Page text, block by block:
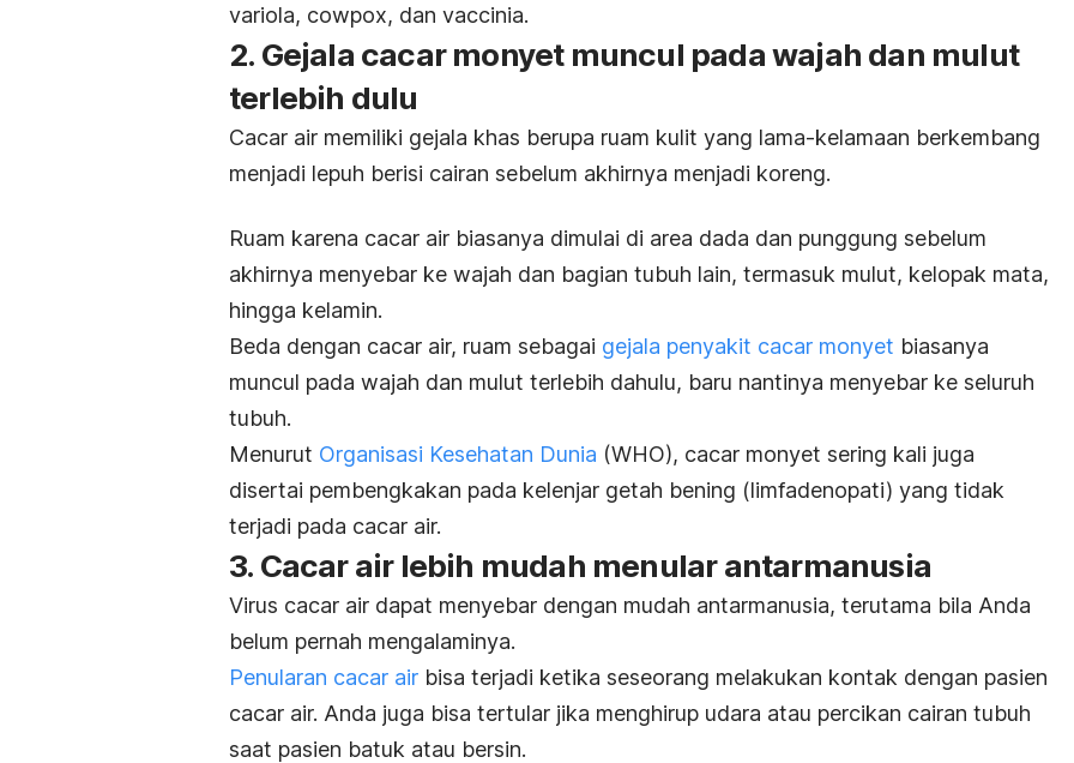
variola, cowpox, dan vaccinia.
2. Gejala cacar monyet muncul pada wajah dan mulut
terlebih dulu
Cacar air memiliki gejala khas berupa ruam kulit yang lama-kelamaan berkembang
menjadi lepuh berisi cairan sebelum akhirnya menjadi koreng.
Ruam karena cacar air biasanya dimulai di area dada dan punggung sebelum
akhirnya menyebar ke wajah dan bagian tubuh lain, termasuk mulut, kelopak mata,
hingga kelamin.
Beda dengan cacar air, ruam sebagai gejala penyakit cacar monyet biasanya
muncul pada wajah dan mulut terlebih dahulu, baru nantinya menyebar ke seluruh
tubuh.
Menurut Organisasi Kesehatan Dunia (WHO), cacar monyet sering kali juga
disertai pembengkakan pada kelenjar getah bening (limfadenopati) yang tidak
terjadi pada cacar air.
3. Cacar air lebih mudah menular antarmanusia
Virus cacar air dapat menyebar dengan mudah antarmanusia, terutama bila Anda
belum pernah mengalaminya.
Penularan cacar air bisa terjadi ketika seseorang melakukan kontak dengan pasien
cacar air. Anda juga bisa tertular jika menghirup udara atau percikan cairan tubuh
saat pasien batuk atau bersin.